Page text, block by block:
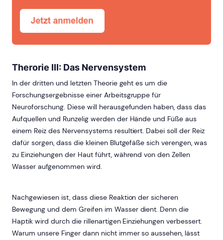
Therorie III: Das Nervensystem
In der dritten und letzten Theorie geht es um die
Forschungsergebnisse einer Arbeitsgruppe für
Neuroforschung. Diese will herausgefunden haben, dass das
Aufquellen und Runzelig werden der Hände und Füße aus
einem Reiz des Nervensystems resultiert. Dabei soll der Reiz
dafür sorgen, dass die kleinen Blutgefäße sich verengen, was
zu Einziehungen der Haut führt, während von den Zellen
Wasser aufgenommen wird.
Nachgewiesen ist, dass diese Reaktion der sicheren
Bewegung und dem Greifen im Wasser dient. Denn die
Haptik wird durch die rillenartigen Einziehungen verbessert.
Warum unsere Finger dann nicht immer so aussehen, lässt